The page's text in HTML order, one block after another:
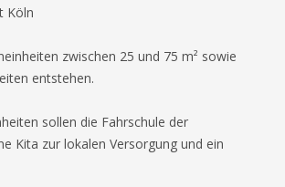
Köln
zwischen 25 und 75 m² sowie
entstehen.
sollen die Fahrschule der
Kita zur lokalen Versorgung und ein